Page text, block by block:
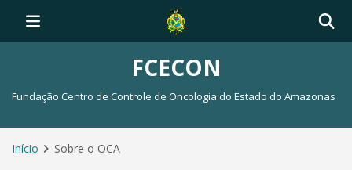
FCECON
Fundação Centro de Controle de Oncologia do Estado do Amazonas
Início Sobre o OCA